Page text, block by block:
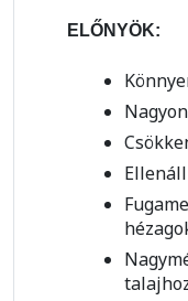
ELŐNYÖK: